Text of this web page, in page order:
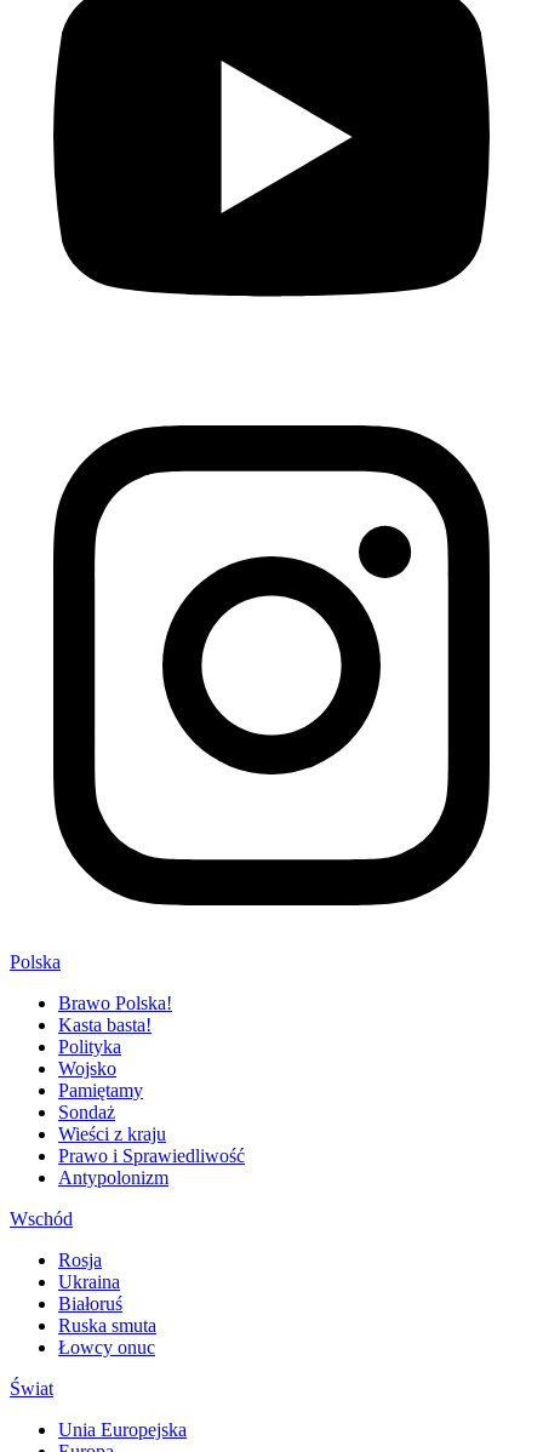
Polska
Brawo Polska!
Kasta basta!
Polityka
Wojsko
Pamiętamy
Sondaż
Wieści z kraju
Prawo i Sprawiedliwość
Antypolonizm
Wschód
Rosja
Ukraina
Białoruś
Ruska smuta
Łowcy onuc
Świat
Unia Europejska